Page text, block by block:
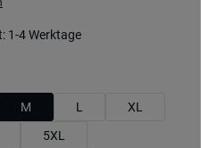
1-4 Werktage
M L
XL
5XL